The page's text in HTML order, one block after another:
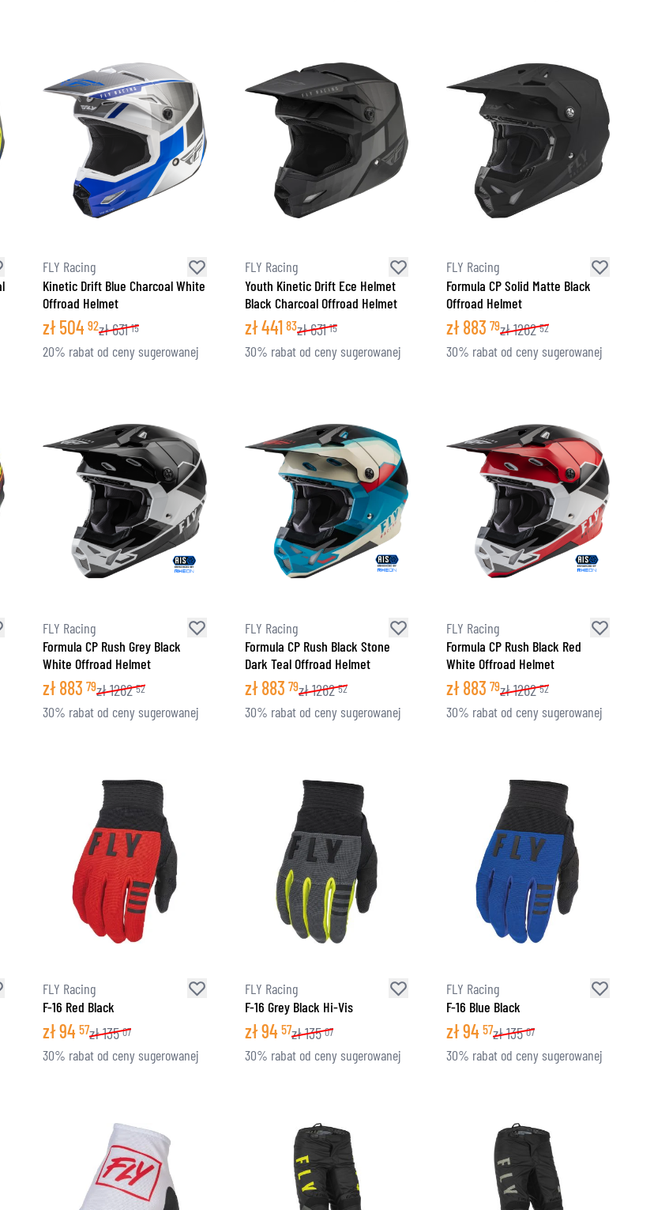
FLY Racing
Kinetic Drift Blue Charcoal White
Offroad Helmet
zł504 92zł631 15
20% rabat od ceny sugerowanej
FLY Racing
Youth Kinetic Drift Ece Helmet
Black Charcoal Offroad Helmet
zł441 83zł631 15
30% rabat od ceny sugerowanej
FLY Racing
Formula CP Solid Matte Black
Offroad Helmet
zł883 79zł1262 52
30% rabat od ceny sugerowanej
FLY Racing
Formula CP Rush Grey Black
White Offroad Helmet
zł883 79zł1262 52
30% rabat od ceny sugerowanej
FLY Racing
Formula CP Rush Black Stone
Dark Teal Offroad Helmet
zł883 79zł1262 52
30% rabat od ceny sugerowanej
FLY Racing
Formula CP Rush Black Red
White Offroad Helmet
zł883 79zł1262 52
30% rabat od ceny sugerowanej
FLY Racing
F-16 Red Black
zł94 57zł135 07
30% rabat od ceny sugerowanej
FLY Racing
F-16 Grey Black Hi-Vis
zł94 57zł135 07
30% rabat od ceny sugerowanej
FLY Racing
F-16 Blue Black
zł94 57zł135 07
30% rabat od ceny sugerowanej